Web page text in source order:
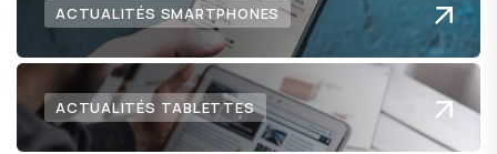
ACTUALITÉS SMARTPHONES
ACTUALITÉS TABLETTES